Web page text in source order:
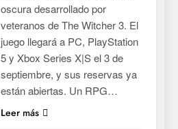
oscura desarrollado por
veteranos de The Witcher 3. El
juego llegará a PC, PlayStation
5 y Xbox Series X|S el 3 de
septiembre, y sus reservas ya
están abiertas. Un RPG…
Leer más